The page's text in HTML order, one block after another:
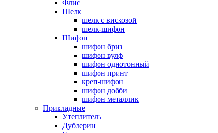
Флис
Шелк
шелк с вискозой
шелк-шифон
Шифон
шифон бриз
шифон вулф
шифон однотонный
шифон принт
креп-шифон
шифон добби
шифон металлик
Прикладные
Утеплитель
Дублерин